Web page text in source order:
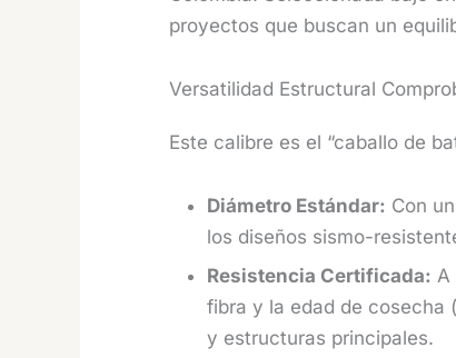
proyectos que buscan un
Versatilidad Estructural
Este calibre es el “caballo de
Diámetro Estándar: Con
los diseños sismo-
Resistencia Certificada: A
fibra y la edad de cosecha
y estructuras principales.